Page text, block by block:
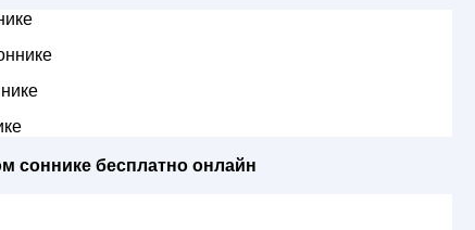
соннике бесплатно онлайн